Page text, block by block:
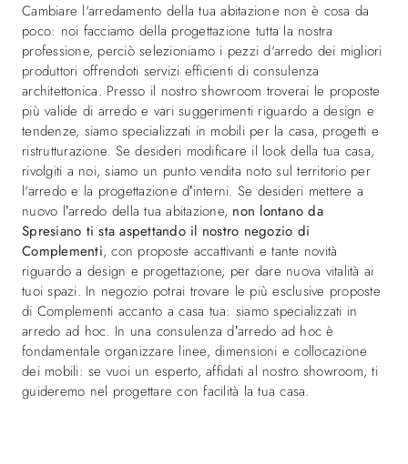
Cambiare l'arredamento della tua abitazione non è cosa da
poco: noi facciamo della progettazione tutta la nostra
professione, perciò selezioniamo i pezzi d'arredo dei migliori
produttori offrendoti servizi efficienti di consulenza
architettonica. Presso il nostro showroom troverai le proposte
più valide di arredo e vari suggerimenti riguardo a design e
tendenze, siamo specializzati in mobili per la casa, progetti e
ristrutturazione. Se desideri modificare il look della tua casa,
rivolgiti a noi, siamo un punto vendita noto sul territorio per
l'arredo e la progettazione d’interni. Se desideri mettere a
nuovo l’arredo della tua abitazione, non lontano da
Spresiano ti sta aspettando il nostro negozio di
Complementi, con proposte accattivanti e tante novità
riguardo a design e progettazione, per dare nuova vitalità ai
tuoi spazi. In negozio potrai trovare le più esclusive proposte
di Complementi accanto a casa tua: siamo specializzati in
arredo ad hoc. In una consulenza d’arredo ad hoc è
fondamentale organizzare linee, dimensioni e collocazione
dei mobili: se vuoi un esperto, affidati al nostro showroom, ti
guideremo nel progettare con facilità la tua casa.